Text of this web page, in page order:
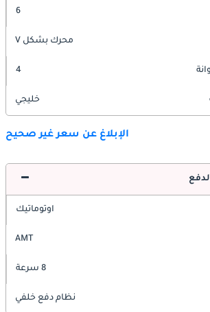
6
محرك بشكل V
4
خليجي
الإبلاغ عن سعر غير صحيح
اوتوماتيك
AMT
8 سرعة
نظام دفع خلفي